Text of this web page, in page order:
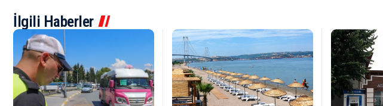
İlgili Haberler